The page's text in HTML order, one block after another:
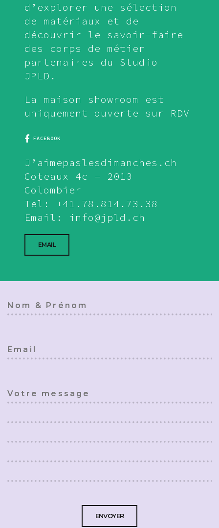
d’explorer une sélection
de matériaux et de
découvrir le savoir-faire
des corps de métier
partenaires du Studio
JPLD.
La maison showroom est
uniquement ouverte sur RDV
FACEBOOK
J’aimepaslesdimanches.ch
Coteaux 4c – 2013
Colombier
Tel: +41.78.814.73.38
Email: info@jpld.ch
EMAIL